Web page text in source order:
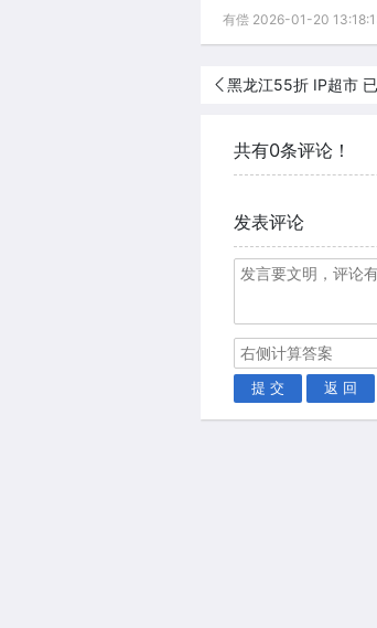
有偿 2026-01-20
黑龙江55折 IP超市
共有0条评论！
发表评论
提 交 返 回